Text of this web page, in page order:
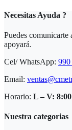
Necesitas Ayuda ?
Puedes comunicarte
apoyará.
Cel/ WhatsApp: 990
Email:
Horario: L – V:
Nuestra categorias